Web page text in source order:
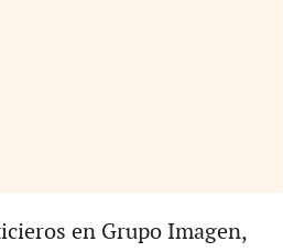
en Grupo Imagen,